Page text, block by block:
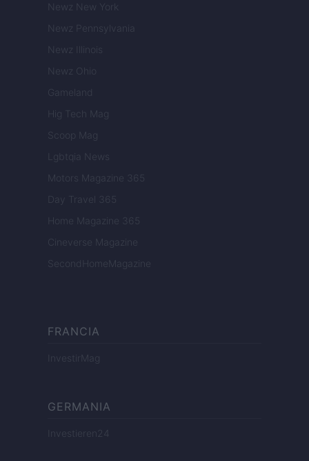
Newz New York
Newz Pennsylvania
Newz Illinois
Newz Ohio
Gameland
Hig Tech Mag
Scoop Mag
Lgbtqia News
Motors Magazine 365
Day Travel 365
Home Magazine 365
Cineverse Magazine
SecondHomeMagazine
FRANCIA
InvestirMag
GERMANIA
Investieren24